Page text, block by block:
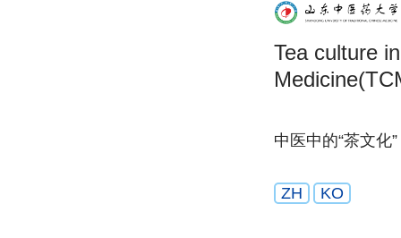
Tea culture
中医中的“茶文化”
ZH KO